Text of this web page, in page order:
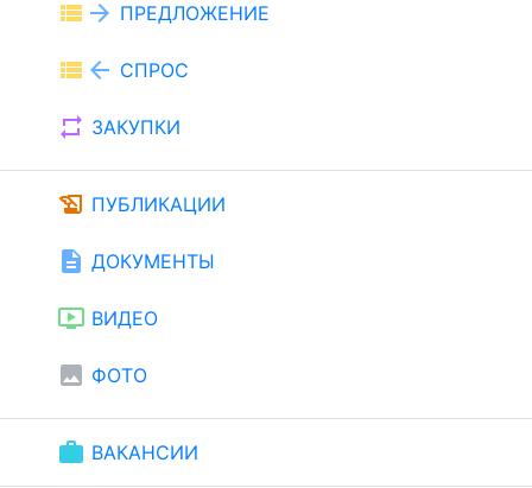
view_list arrow_forward ПРЕДЛОЖЕНИЕ
view_list arrow_back СПРОС
repeat ЗАКУПКИ
history_edu ПУБЛИКАЦИИ
description ДОКУМЕНТЫ
ondemand_video ВИДЕО
image ФОТО
work ВАКАНСИИ